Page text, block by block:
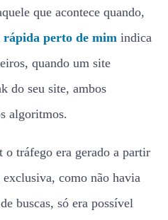
que acontece quando,
rápida perto de mim indica
quando um site
do seu site, ambos
algoritmos.
tráfego era gerado a partir
como não havia
buscas, só era possível